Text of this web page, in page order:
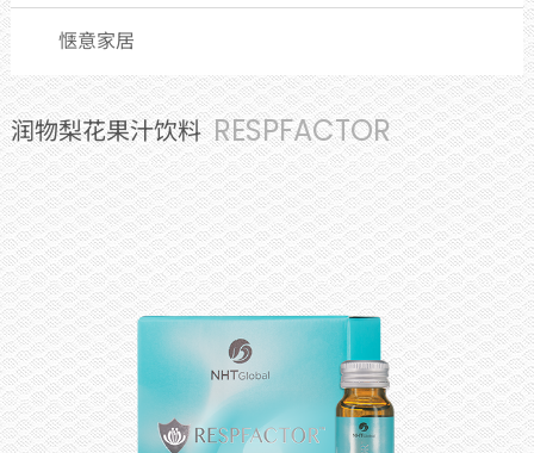
惬意家居
润物梨花果汁饮料 RESPFACTOR